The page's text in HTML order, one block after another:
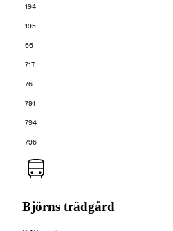
194
195
66
71T
76
791
794
796
Björns trädgård